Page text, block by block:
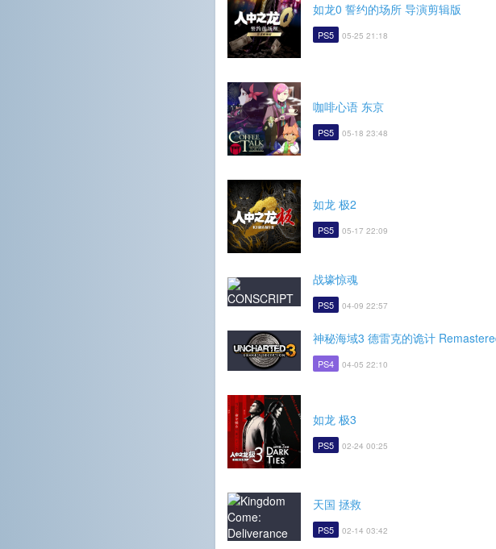
如龙0 誓约的场所 导演剪辑版
PS5 05-25 21:18
咖啡心语 东京
PS5 05-18 23:48
如龙 极2
PS5 05-17 22:09
战壕惊魂
PS5 04-09 22:57
神秘海域3 德雷克的诡计
PS4 04-05 22:10
如龙 极3
PS5 02-24 00:25
天国 拯救
PS5 02-14 03:42